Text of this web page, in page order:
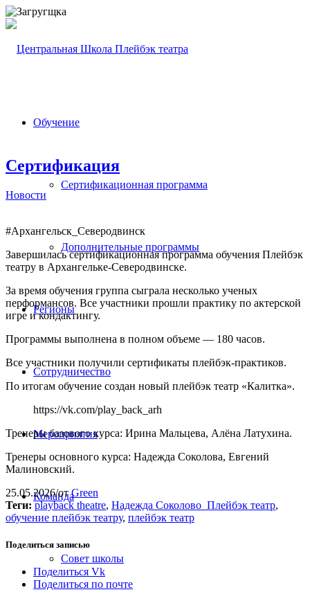
Обучение
Сертификационная программа
Дополнительные программы
Регионы
Сотрудничество
Мероприятия
Команда
Совет школы
Сертификация
Новости
#Архангельск_Северодвинск
Завершилась сертификационная программа обучения Плейбэк
театру в Архангельке-Северодвинске.
За время обучения группа сыграла несколько ученых
перформансов. Все участники прошли практику по актерской
игре и кондактингу.
Программы выполнена в полном объеме — 180 часов.
Все участники получили сертификаты плейбэк-практиков.
По итогам обучение создан новый плейбэк театр «Калитка».
https://vk.com/play_back_arh
Тренеры базового курса: Ирина Мальцева, Алёна Латухина.
Тренеры основного курса: Надежда Соколова, Евгений
Малиновский.
25.05.2026/отGreen
Теги: playback theatre, Надежда Соколово_Плейбэк театр,
обучение плейбэк театру, плейбэк театр
Поделиться записью
Поделиться Vk
Поделиться по почте